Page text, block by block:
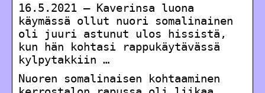
16.5.2021 — Kaverinsa luona
käymässä ollut nuori somalinainen
oli juuri astunut ulos hissistä,
kun hän kohtasi rappukäytävässä
kylpytakkiin …
Nuoren somalinaisen kohtaaminen